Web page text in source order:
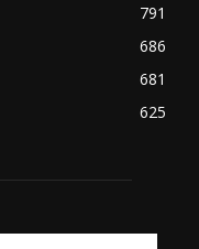
791
686
681
625